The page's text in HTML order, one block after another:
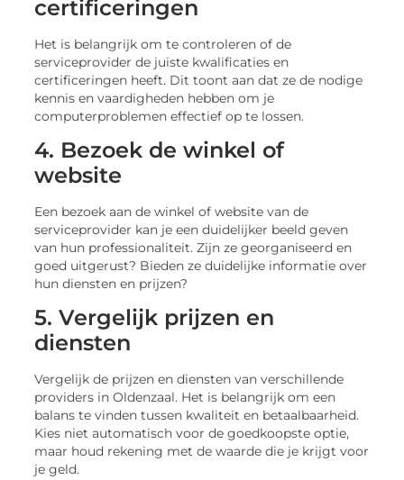
certificeringen
Het is belangrijk om te controleren of de
serviceprovider de juiste kwalificaties en
certificeringen heeft. Dit toont aan dat ze de nodige
kennis en vaardigheden hebben om je
computerproblemen effectief op te lossen.
4. Bezoek de winkel of
website
Een bezoek aan de winkel of website van de
serviceprovider kan je een duidelijker beeld geven
van hun professionaliteit. Zijn ze georganiseerd en
goed uitgerust? Bieden ze duidelijke informatie over
hun diensten en prijzen?
5. Vergelijk prijzen en
diensten
Vergelijk de prijzen en diensten van verschillende
providers in Oldenzaal. Het is belangrijk om een
balans te vinden tussen kwaliteit en betaalbaarheid.
Kies niet automatisch voor de goedkoopste optie,
maar houd rekening met de waarde die je krijgt voor
je geld.